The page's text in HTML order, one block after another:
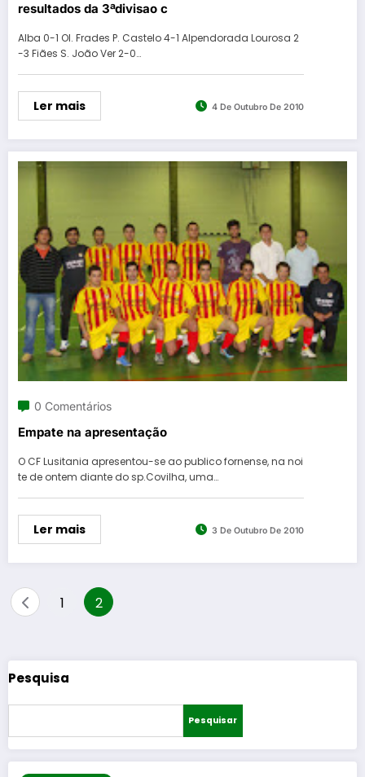
resultados da 3ªdivisao c
Alba 0-1 Ol. Frades P. Castelo 4-1 Alpendorada Lourosa 2
-3 Fiães S. João Ver 2-0…
Ler mais 4 De Outubro De 2010
0 Comentários
Empate na apresentação
O CF Lusitania apresentou-se ao publico fornense, na noi
te de ontem diante do sp.Covilha, uma…
Ler mais 3 De Outubro De 2010
Paginação
1 2
Pesquisa
Pesquisar